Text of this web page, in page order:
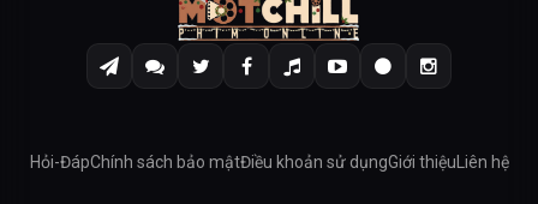
Hỏi-ĐápChính sách bảo mậtĐiều khoản sử dụngGiới thiệu Liên hệ